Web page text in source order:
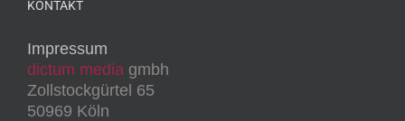
KONTAKT
Impressum
dictum media gmbh
Zollstockgürtel 65
50969 Köln